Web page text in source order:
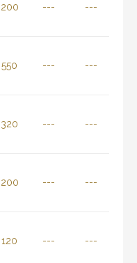
200 --- ---
550 --- ---
320 --- ---
200 --- ---
120 --- ---